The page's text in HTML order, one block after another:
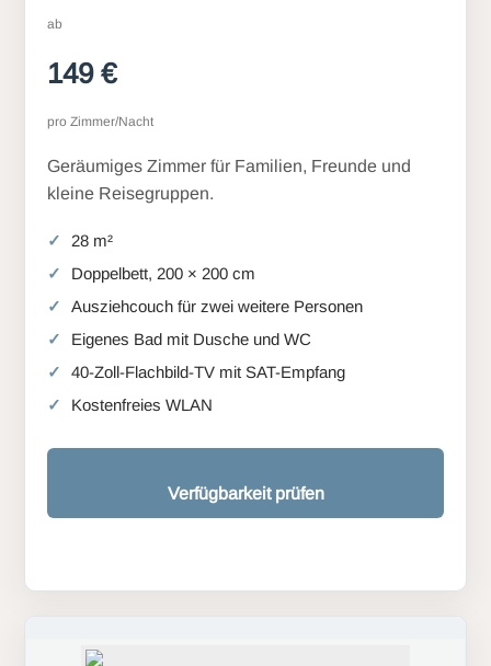
ab
149 €
pro Zimmer/Nacht
Geräumiges Zimmer für Familien, Freunde und
kleine Reisegruppen.
28 m²
Doppelbett, 200 × 200 cm
Ausziehcouch für zwei weitere Personen
Eigenes Bad mit Dusche und WC
40-Zoll-Flachbild-TV mit SAT-Empfang
Kostenfreies WLAN
Verfügbarkeit prüfen